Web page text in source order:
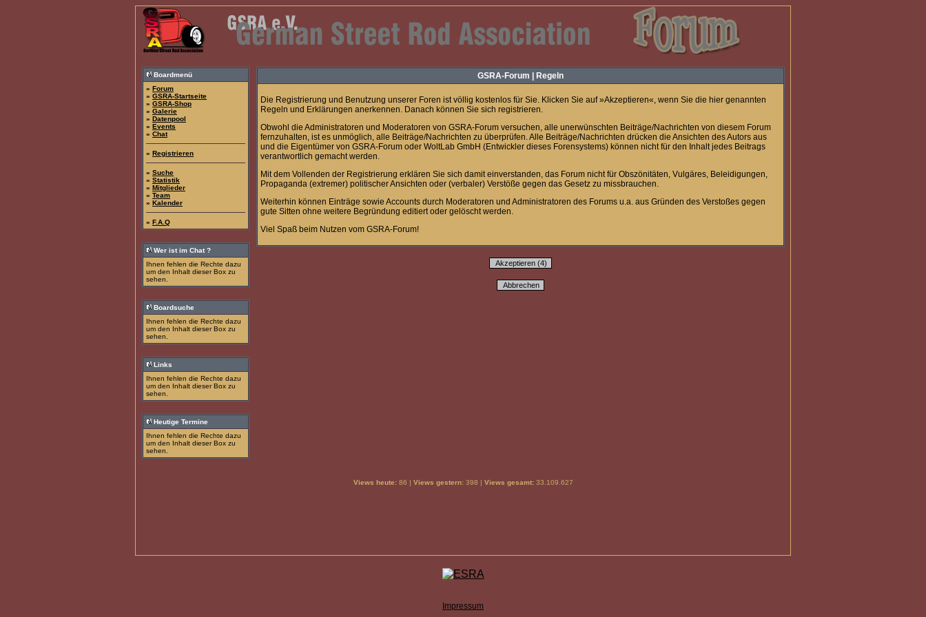
Boardmenü
» Forum
» GSRA-Startseite
» GSRA-Shop
» Galerie
» Datenpool
» Events
» Chat
» Registrieren
» Suche
» Statistik
» Mitglieder
» Team
» Kalender
» F.A.Q
Wer ist im Chat ?
Ihnen fehlen die Rechte dazu
um den Inhalt dieser Box zu
sehen.
Boardsuche
Ihnen fehlen die Rechte dazu
um den Inhalt dieser Box zu
sehen.
Links
Ihnen fehlen die Rechte dazu
um den Inhalt dieser Box zu
sehen.
Heutige Termine
Ihnen fehlen die Rechte dazu
um den Inhalt dieser Box zu
sehen.
GSRA-Forum | Regeln
Die Registrierung und Benutzung unserer Foren ist völlig kostenlos für Sie. Klicken Sie auf »Akzeptieren«, wenn Sie die hier genannten
Regeln und Erklärungen anerkennen. Danach können Sie sich registrieren.
Obwohl die Administratoren und Moderatoren von GSRA-Forum versuchen, alle unerwünschten Beiträge/Nachrichten von diesem Forum
fernzuhalten, ist es unmöglich, alle Beiträge/Nachrichten zu überprüfen. Alle Beiträge/Nachrichten drücken die Ansichten des Autors aus
und die Eigentümer von GSRA-Forum oder WoltLab GmbH (Entwickler dieses Forensystems) können nicht für den Inhalt jedes Beitrags
verantwortlich gemacht werden.
Mit dem Vollenden der Registrierung erklären Sie sich damit einverstanden, das Forum nicht für Obszönitäten, Vulgäres, Beleidigungen,
Propaganda (extremer) politischer Ansichten oder (verbaler) Verstöße gegen das Gesetz zu missbrauchen.
Weiterhin können Einträge sowie Accounts durch Moderatoren und Administratoren des Forums u.a. aus Gründen des Verstoßes gegen
gute Sitten ohne weitere Begründung editiert oder gelöscht werden.
Viel Spaß beim Nutzen vom GSRA-Forum!
Views heute:86 | Views gestern:398 | Views gesamt:33.109.627
Impressum